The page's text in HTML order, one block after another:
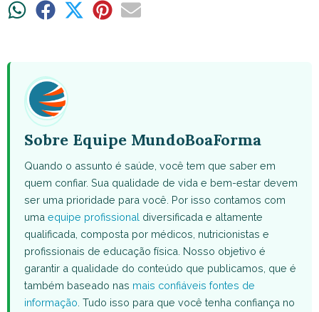
ShareShare ShareShareShare
Sobre Equipe MundoBoaForma
Quando o assunto é saúde, você tem que saber em
quem confiar. Sua qualidade de vida e bem-estar devem
ser uma prioridade para você. Por isso contamos com
uma equipe profissional diversificada e altamente
qualificada, composta por médicos, nutricionistas e
profissionais de educação física. Nosso objetivo é
garantir a qualidade do conteúdo que publicamos, que é
também baseado nas mais confiáveis fontes de
informação . Tudo isso para que você tenha confiança no